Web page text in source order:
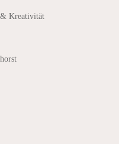
& Kreativität